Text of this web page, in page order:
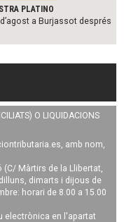
PLATINO
a Burjassot després
O LIQUIDACIONS
, amb nom,
Màrtirs de la Llibertat,
dimarts i dijous de
horari de 8.00 a 15.00
electrònica en l'apartat